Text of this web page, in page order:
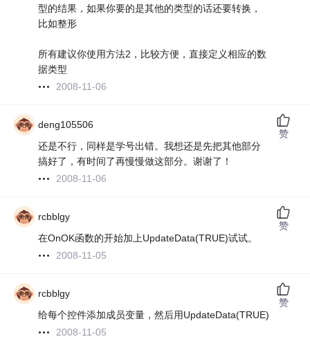
型的结果，如果你要的是其他的类型的话还要转换，
比如整形
所有建议你使用方法2，比较方便，直接定义相应的数
据类型
2008-11-06
deng105506
还是不行，同样是学号出错。我想还是先把其他部分
搞好了，有时间了再慢慢做这部分。谢谢了！
2008-11-06
赞
rcbblgy
在OnOK函数的开始加上UpdateData(TRUE)试试。
2008-11-05
赞
rcbblgy
给每个控件添加成员变量，然后用UpdateData(TRUE)
2008-11-05
赞